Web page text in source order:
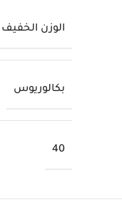
الوزن الخفيف
بكالوريوس
40